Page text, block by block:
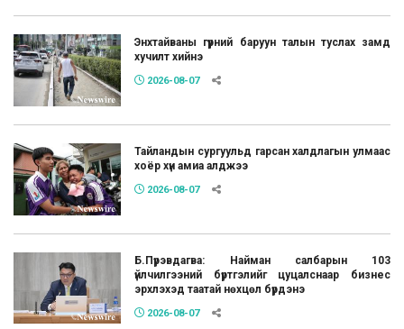
Энхтайваны гүүрний баруун талын туслах замд
хучилт хийнэ
2026-08-07
Тайландын сургуульд гарсан халдлагын улмаас
хоёр хүн амиа алджээ
2026-08-07
Б.Пүрэвдагва: Найман салбарын 103
үйлчилгээний бүртгэлийг цуцалснаар бизнес
эрхлэхэд таатай нөхцөл бүрдэнэ
2026-08-07